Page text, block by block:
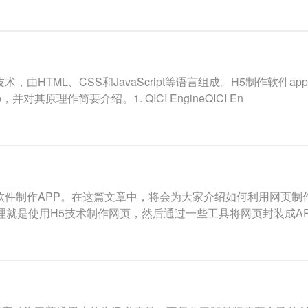
，由HTML、CSS和JavaScript等语言组成。H5制作软件
并对其原理作简要介绍。1. QICI EngineQICI En
制作APP。在这篇文章中，将会为大家介绍如何利用网页
是使用H5技术制作网页，然后通过一些工具将网页封装成